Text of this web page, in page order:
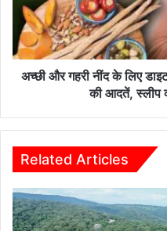
लिए
डाइट
शामिल
करें
की
आदतें,
स्लीप
क्वालिटी
होगी
अच्छी और गहरी नींद के लिए
की आदतें, स्लीप
Related Articles